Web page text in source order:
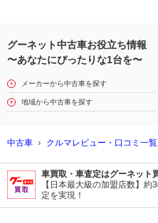
グーネット中古車お役立ち情報
〜あなたにぴったりな1台を〜
メーカーから中古車を探す
地域から中古車を探す
中古車 クルマレビュー・口コミ一覧
車買取・車査定はグーネッ
【日本最大級の加盟店数】
定を実現！